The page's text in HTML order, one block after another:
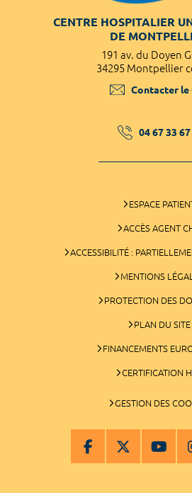
CENTRE HOSPITALIER
DE
191 av. du Doyen
34295 Montpellier
Contacter le
04 67 33 67
ESPACE
ACCÈS AGENT
ACCESSIBILITÉ :
MENTIONS
PROTECTION DES
PLAN DU SITE
FINANCEMENTS
CERTIFICATION
GESTION DES